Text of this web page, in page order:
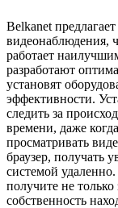
Belkanet
видеонаблюдения,
работает
разработают
установят
эффективности.
следить за
времени, даже
просматривать
браузер, получать
системой
получите не
собственность